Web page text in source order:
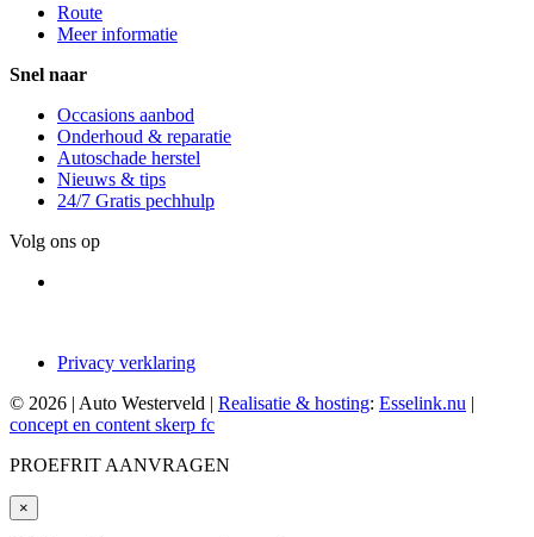
Route
Meer informatie
Snel naar
Occasions aanbod
Onderhoud & reparatie
Autoschade herstel
Nieuws & tips
24/7 Gratis pechhulp
Volg ons op
Privacy verklaring
© 2026 | Auto Westerveld | Realisatie & hosting: Esselink.nu |
concept en content skerp fc
PROEFRIT AANVRAGEN
×